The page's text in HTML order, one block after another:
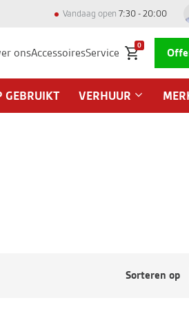
Vandaag open 7:30 - 20:00
onsAccessoiresService
0
GEBRUIKT VERHUUR
Sorteren op